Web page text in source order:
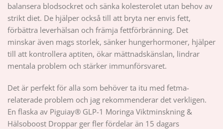
balansera blodsockret och sänka kolesterolet utan behov av
strikt diet. De hjälper också till att bryta ner envis fett,
förbättra leverhälsan och främja fettförbränning. Det
minskar även mags storlek, sänker hungerhormoner, hjälper
till att kontrollera aptiten, ökar mättnadskänslan, lindrar
mentala problem och stärker immunförsvaret.
Det är perfekt för alla som behöver ta itu med fetma-
relaterade problem och jag rekommenderar det verkligen.
En flaska av Piguiay® GLP-1 Moringa Viktminskning &
Hälsoboost Droppar ger fler fördelar än 15 dagars